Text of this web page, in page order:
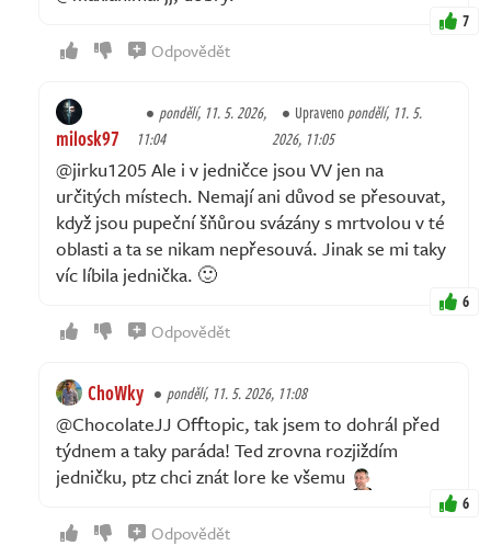
7
Odpovědět
milosk97
pondělí, 11. 5. 2026,
11:04
Upravenopondělí, 11. 5.
2026, 11:05
@jirku1205 Ale i v jedničce jsou VV jen na
určitých místech. Nemají ani důvod se přesouvat,
když jsou pupeční šňůrou svázány s mrtvolou v té
oblasti a ta se nikam nepřesouvá. Jinak se mi taky
víc líbila jednička. 🙂
6
Odpovědět
ChoWky pondělí, 11. 5. 2026, 11:08
@ChocolateJJ Offtopic, tak jsem to dohrál před
týdnem a taky paráda! Ted zrovna rozjiždím
jedničku, ptz chci znát lore ke všemu
6
Odpovědět